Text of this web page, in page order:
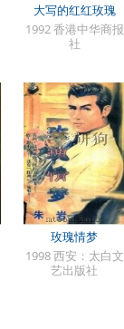
大写的红红玫瑰
1992 香港中华商报
社
玫瑰情梦
1998 西安：太白文
艺出版社